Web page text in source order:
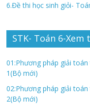
6.Đề thi học sinh giỏi-
STK- Toán 6-Xem
01:Phương pháp giải
1(Bộ mới)
02:Phương pháp giải
2(Bộ mới)